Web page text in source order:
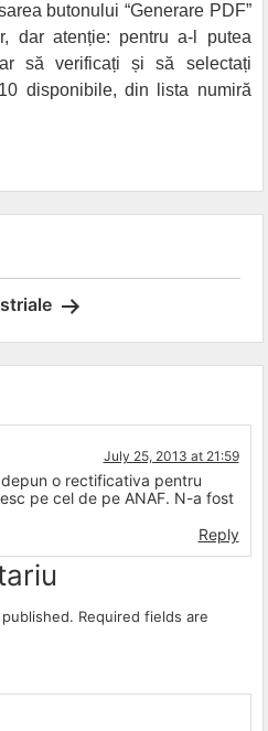
butonului “Generare PDF”
dar atenție: pentru a-l putea
să verificați și să selectați
disponibile, din lista numiră
July 25, 2013 at 21:59
o rectificativa pentru
pe cel de pe ANAF. N-a fost
Reply
Required fields are